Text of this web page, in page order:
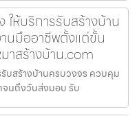
ให้บริการรับสร้างบ้าน
นมืออาชีพตั้งแต่ขั้น
าสร้างบ้าน.com
บสร้างบ้านครบวงจร ควบคุม
นถึงวันส่งมอบ รับ